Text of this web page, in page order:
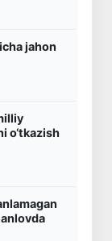
jahon
o‘tkazish